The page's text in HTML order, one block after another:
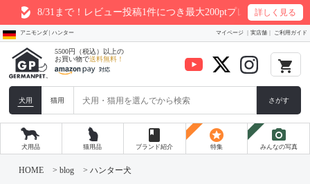
8/31まで！レビュー投稿1件につき最大200ptプレゼント 詳しく見る
アニモンダ | ハンター マイページ 実店舗 ご利用ガイド
5500円（税込）以上の
お買い物で送料無料！ local_grocery_store
犬用 猫用 さがす
犬用品 猫用品
book
ブランド紹介
stars
特集
photo_camera
みんなの写真
HOME > blog > ハンター犬